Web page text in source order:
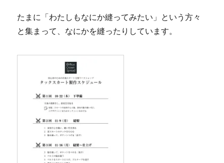
たまに「わたしもなにか縫ってみたい」という方々
と集まって、なにかを縫ったりしています。